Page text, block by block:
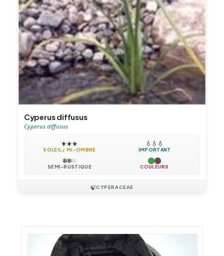
Cyperus diffusus
Cyperus diffusus
☀️☀️☀️
SOLEIL / MI-OMBRE
💧 💧 💧
IMPORTANT
❄️❄️❄️
SEMI-RUSTIQUE COULEURS
🍃CYPERACEAE